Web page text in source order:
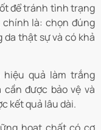
để tránh tình trạng
là: chọn đúng
thật sự và có khả
quả làm trắng
được bảo vệ và
kết quả lâu dài.